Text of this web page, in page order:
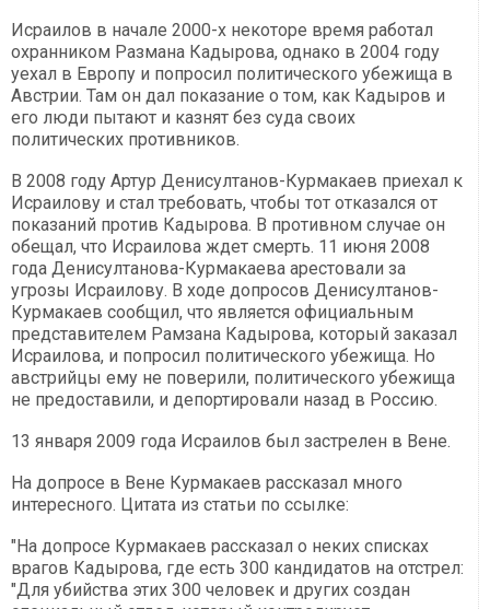
Исраилов в начале 2000-х некоторе время работал
охранником Размана Кадырова, однако в 2004 году
уехал в Европу и попросил политического убежища в
Австрии. Там он дал показание о том, как Кадыров и
его люди пытают и казнят без суда своих
политических противников.
В 2008 году Артур Денисултанов-Курмакаев приехал к
Исраилову и стал требовать, чтобы тот отказался от
показаний против Кадырова. В противном случае он
обещал, что Исраилова ждет смерть. 11 июня 2008
года Денисултанова-Курмакаева арестовали за
угрозы Исраилову. В ходе допросов Денисултанов-
Курмакаев сообщил, что является официальным
представителем Рамзана Кадырова, который заказал
Исраилова, и попросил политического убежища. Но
австрийцы ему не поверили, политического убежища
не предоставили, и депортировали назад в Россию.
13 января 2009 года Исраилов был застрелен в Вене.
На допросе в Вене Курмакаев рассказал много
интересного. Цитата из статьи по ссылке:
"На допросе Курмакаев рассказал о неких списках
врагов Кадырова, где есть 300 кандидатов на отстрел:
"Для убийства этих 300 человек и других создан